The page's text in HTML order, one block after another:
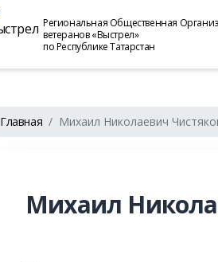
Региональная Общественная
ветеранов «Выстрел»
по Республике Татарстан
Главная Михаил Николаевич
Михаил